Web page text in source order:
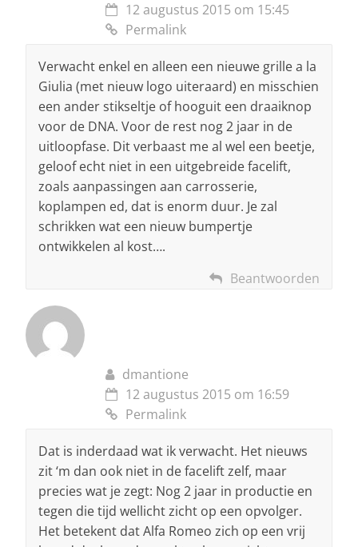
12 augustus 2015 om 15:45
Permalink
Verwacht enkel en alleen een nieuwe grille a la
Giulia (met nieuw logo uiteraard) en misschien
een ander stikseltje of hooguit een draaiknop
voor de DNA. Voor de rest nog 2 jaar in de
uitloopfase. Dit verbaast me al wel een beetje,
geloof echt niet in een uitgebreide facelift,
zoals aanpassingen aan carrosserie,
koplampen ed, dat is enorm duur. Je zal
schrikken wat een nieuw bumpertje
ontwikkelen al kost….
Beantwoorden
dmantione
12 augustus 2015 om 16:59
Permalink
Dat is inderdaad wat ik verwacht. Het nieuws
zit ‘m dan ook niet in de facelift zelf, maar
precies wat je zegt: Nog 2 jaar in productie en
tegen die tijd wellicht zicht op een opvolger.
Het betekent dat Alfa Romeo zich op een vrij